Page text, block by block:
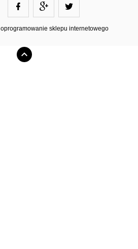
oprogramowanie sklepu internetowego